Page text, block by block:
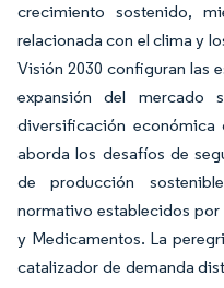
crecimiento sostenido,
relacionada con el clima y
Visión 2030 configuran las
expansión del mercado
diversificación
aborda los desafíos de
de producción
normativo establecidos
y Medicamentos. La
catalizador de demanda